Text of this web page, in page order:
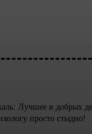
Лучшее в добрых
просто стыдно!